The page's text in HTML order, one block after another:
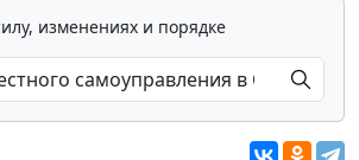
изменениях и порядке